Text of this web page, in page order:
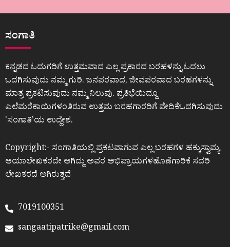
ಸಂಗಾತಿ
ಕನ್ನಡದ ಓದುಗರಿಗೆ ಉತ್ತಮವಾದ ಎಲ್ಲ ಪ್ರಕಾರದ ಬರಹಳನ್ನು ಓದಲು
ಒದಗಿಸುವುದು ನಮ್ಮ ಗುರಿ. ಜನಪರವಾದ, ಜೀವಪರವಾದ ಬರಹಗಳನ್ನು
ಮಾತ್ರ ಪ್ರಕಟಿಸುವುದು ನಮ್ಮ ನಿಲುವು. ಪ್ರತಿಭೆಯಿದ್ದೂ
ಎಲೆಮರೆಕಾಯಿಗಳಂತಿರುವ ಉತ್ತಮ ಬರಹಗಾರರಿಗೆ ವೇದಿಕೆಒದಗಿಸುವುದು
ʼಸಂಗಾತಿʼಯ ಉದ್ದೇಶ.
Copyright:- ಸಂಗಾತಿಯಲ್ಲಿ ಪ್ರಕಟವಾಗುವ ಎಲ್ಲ ಬರಹಗಳ ಹಕ್ಕುಸ್ವಾಮ್ಯ
ಆಯಾಲೇಖಕರದೇ ಆಗಿದ್ದು ಅವರ ಅಭಿಪ್ರಾಯಗಳಹೊಣೆಗಾರಿಕೆ ಸದರಿ
ಲೇಖಕರದೆ ಆಗಿರುತ್ತದೆ
7019100351
sangaatipatrike@gmail.com